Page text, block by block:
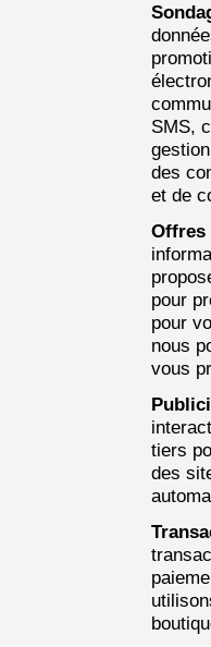
SMS,
des
et de
pour
pour
nous
vous
tiers
des